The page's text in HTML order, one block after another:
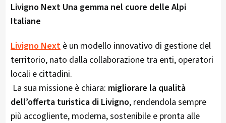
Livigno Next Una gemma nel cuore delle Alpi
Italiane
Livigno Next è un modello innovativo di gestione del
territorio, nato dalla collaborazione tra enti, operatori
locali e cittadini.
La sua missione è chiara: migliorare la qualità
dell’offerta turistica di Livigno, rendendola sempre
più accogliente, moderna, sostenibile e pronta alle